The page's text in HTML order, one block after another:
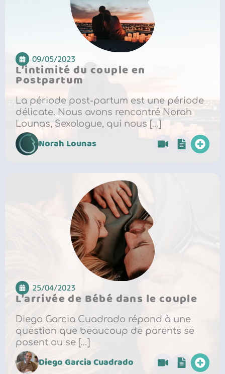
09/05/2023
L’intimité du couple en
Postpartum
La période post-partum est une période
délicate. Nous avons rencontré Norah
Lounas, Sexologue, qui nous […]
Norah Lounas
25/04/2023
L’arrivée de Bébé dans le couple
Diego Garcia Cuadrado répond à une
question que beaucoup de parents se
posent ou se […]
Diego Garcia Cuadrado